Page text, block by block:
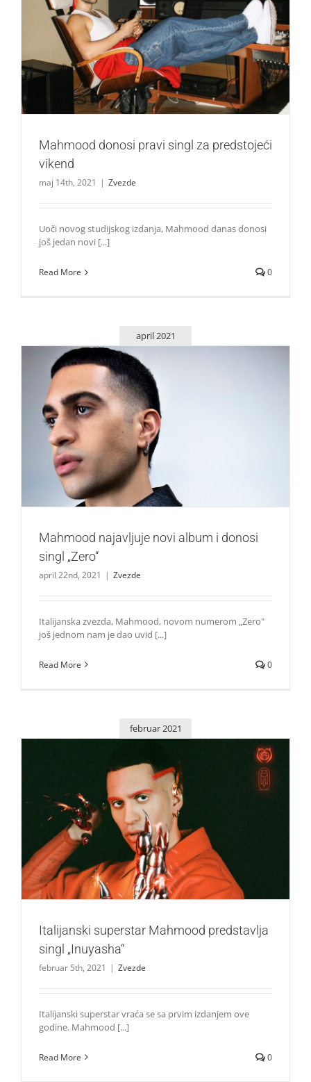
Mahmood donosi pravi singl za predstojeći vikend
Zvezde
Mahmood donosi pravi singl za predstojeći
vikend
maj 14th, 2021 | Zvezde
Uoči novog studijskog izdanja, Mahmood danas donosi
još jedan novi [...]
Read More 0
april 2021
Mahmood najavljuje novi album i donosi singl „Zero“
Zvezde
Mahmood najavljuje novi album i donosi
singl „Zero“
april 22nd, 2021 | Zvezde
Italijanska zvezda, Mahmood, novom numerom „Zero"
još jednom nam je dao uvid [...]
Read More 0
februar 2021
Italijanski superstar Mahmood predstavlja singl
„Inuyasha“
Zvezde
Italijanski superstar Mahmood predstavlja
singl „Inuyasha“
februar 5th, 2021 | Zvezde
Italijanski superstar vraća se sa prvim izdanjem ove
godine. Mahmood [...]
Read More 0